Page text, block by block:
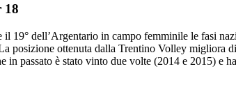
18
19° dell’Argentario in campo femminile le fasi
posizione ottenuta dalla Trentino Volley
passato è stato vinto due volte (2014 e 2015) e